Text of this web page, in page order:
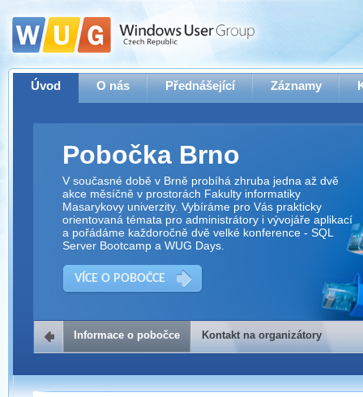
Úvod O nás Přednášející Záznamy
Pobočka Brno
V současné době v Brně probíhá zhruba jedna až dvě
akce měsíčně v prostorách Fakulty informatiky
Masarykovy univerzity. Vybíráme pro Vás prakticky
orientovaná témata pro administrátory i vývojáře aplikací
a pořádáme každoročně dvě velké konference - SQL
Server Bootcamp a WUG Days.
VÍCE O POBOČCE
Kontakt na organizátory
Pokud máte jakýkoliv dotaz na organizátory této akce,
prosím neváhejte nás kontaktovat na e-mailu:
Informace o pobočce Kontakt na organizátory